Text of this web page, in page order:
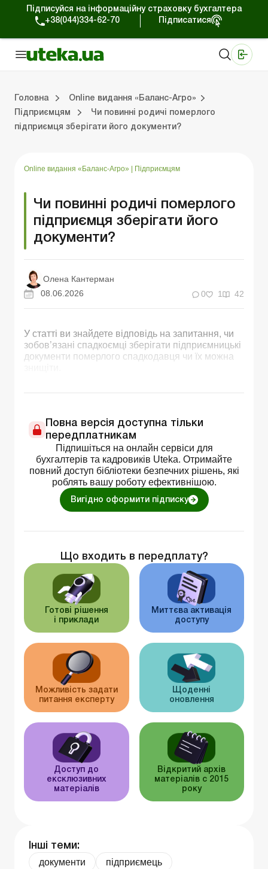
Підписуйся на інформаційну страховку бухгалтера
+38(044)334-62-70
Підписатися
Головна
Online видання «Баланс-Агро»
Підприємцям
Чи повинні родичі померлого
підприємця зберігати його документи?
Online видання «Баланс-Агро» Підприємцям
Чи повинні родичі померлого
підприємця зберігати його
документи?
Олена Кантерман
08.06.2026
0 1 42
У статті ви знайдете відповідь на запитання, чи
зобов’язані спадкоємці зберігати підприємницькі
документи померлого спадкодавця чи їх можна
Повна версія доступна тільки
передплатникам
Підпишіться на онлайн сервіси для
бухгалтерів та кадровиків Uteka. Отримайте
повний доступ бібліотеки безпечних рішень, які
роблять вашу роботу ефективнішою.
Вигідно оформити підписку
Що входить в передплату?
Готові рішення
і приклади
Миттєва активація
доступу
Можливість задати
питання експерту
Щоденні
оновлення
Доступ до
ексклюзивних
матеріалів
Відкритий архів
матеріалів c 2015
року
Інші теми:
документи
підприємець